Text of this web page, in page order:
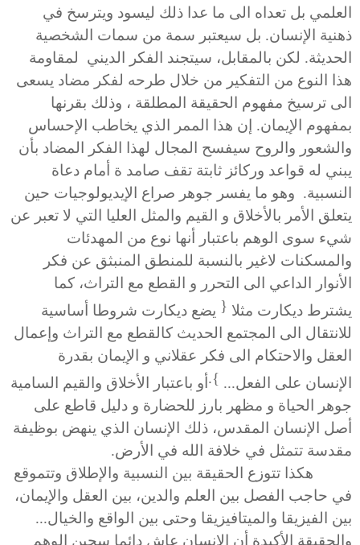
العلمي بل تعداه الى ما عدا ذلك ليسود ويترسخ في
ذهنية الإنسان. بل سيعتبر سمة من سمات الشخصية
الحديثة. لكن بالمقابل، سيتجند الفكر الديني لمقاومة
هذا النوع من التفكير من خلال طرحه لفكر مضاد يسعى
الى ترسيخ مفهوم الحقيقة المطلقة ، وذلك بقرنها
بمفهوم الإيمان. إن هذا الممر الذي يخاطب الإحساس
والشعور والروح سيفسح المجال لهذا الفكر المضاد بأن
يبني له قواعد وركائز ثابتة تقف صامد ة أمام دعاة
النسبية. وهو ما يفسر جوهر صراع الإيديولوجيات حين
يتعلق الأمر بالأخلاق و القيم والمثل العليا التي لا تعبر عن
شيء سوى الوهم باعتبار أنها نوع من المهدئات
والمسكنات لاغير بالنسبة للمنطق المنبثق عن فكر
الأنوار الداعي الى التحرر و القطع مع التراث، كما
يشترط ديكارت مثلا { يضع ديكارت شروطا أساسية
للانتقال الى المجتمع الحديث كالقطع مع التراث وإعمال
العقل والاحتكام الى فكر عقلاني و الإيمان بقدرة
الإنسان على الفعل... }. أو باعتبار الأخلاق والقيم السامية
جوهر الحياة و مظهر بارز للحضارة و دليل قاطع على
أصل الإنسان المقدس، ذلك الإنسان الذي ينهض بوظيفة
مقدسة تتمثل في خلافة الله في الأرض.
هكذا تتوزع الحقيقة بين النسبية والإطلاق وتتموقع
في حاجب الفصل بين العلم والدين، بين العقل والإيمان،
بين الفيزيقا والميتافيزيقا وحتى بين الواقع والخيال...
والحقيقة الأكيدة أن الإنسان عاش دائما سجين الوهم